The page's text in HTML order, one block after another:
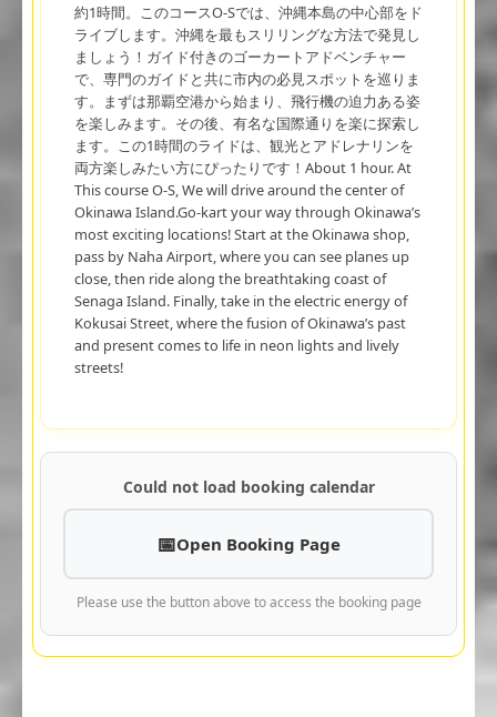
約1時間。このコースO-Sでは、沖縄本島の中心部をド
ライブします。沖縄を最もスリリングな方法で発見し
ましょう！ガイド付きのゴーカートアドベンチャー
で、専門のガイドと共に市内の必見スポットを巡りま
す。まずは那覇空港から始まり、飛行機の迫力ある姿
を楽しみます。その後、有名な国際通りを楽に探索し
ます。この1時間のライドは、観光とアドレナリンを
両方楽しみたい方にぴったりです！About 1 hour. At
This course O-S, We will drive around the center of
Okinawa Island.Go-kart your way through Okinawa’s
most exciting locations! Start at the Okinawa shop,
pass by Naha Airport, where you can see planes up
close, then ride along the breathtaking coast of
Senaga Island. Finally, take in the electric energy of
Kokusai Street, where the fusion of Okinawa’s past
and present comes to life in neon lights and lively
streets!
Could not load booking calendar
Open Booking Page
Please use the button above to access the booking page